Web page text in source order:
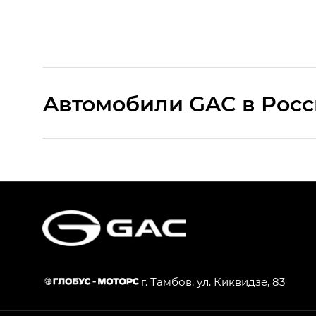
Aвтомобили GAC в
HYPTEC HT — Хайптек Эйч Ти (HYPTEC
г. Тамбов, ул. Киквидзе, 83